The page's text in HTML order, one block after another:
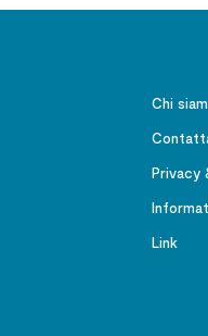
Chi
Privacy
Link